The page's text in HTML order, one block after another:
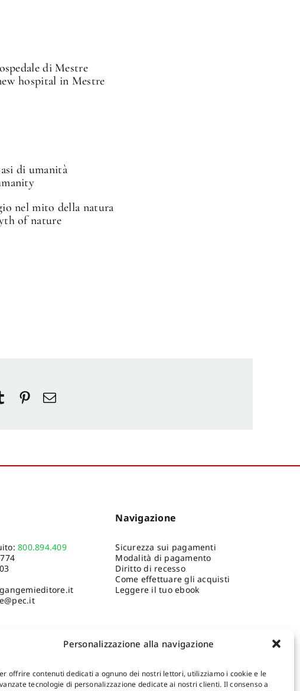
Personalizzazione alla navigazione
offrire contenuti dedicati a ognuno dei nostri lettori, utilizziamo i cookie e le
tecnologie di personalizzazione dedicate ai nostri clienti. Il consenso a
di Mestre
hospital in Mestre
di umanità
nel mito della natura
of nature
800.894.409
Navigazione
Sicurezza sui pagamenti
Modalità di pagamento
Diritto di recesso
Come effettuare gli acquisti
Leggere il tuo ebook